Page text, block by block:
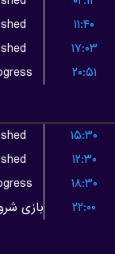
۱۱:۴۰
۱۷:۰۳
۲۰:۵۱
۱۵:۳۰
۱۲:۳۰
۱۸:۳۰
۲۲:۰۰